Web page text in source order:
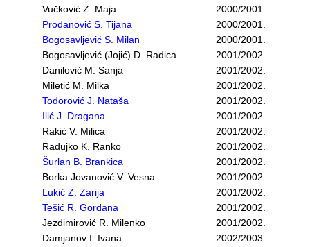
Vučković Z. Maja
2000/2001.
Prodanović S. Tijana
2000/2001.
Bogosavljević S. Milan
2000/2001.
Bogosavljević (Jojić) D. Radica
2001/2002.
Danilović M. Sanja
2001/2002.
Miletić M. Milka
2001/2002.
Todorović J. Nataša
2001/2002.
Ilić J. Dragana
2001/2002.
Rakić V. Milica
2001/2002.
Radujko K. Ranko
2001/2002.
Šurlan B. Brankica
2001/2002.
Borka Jovanović V. Vesna
2001/2002.
Lukić Z. Zarija
2001/2002.
Tešić R. Gordana
2001/2002.
Jezdimirović R. Milenko
2001/2002.
Damjanov I. Ivana
2002/2003.